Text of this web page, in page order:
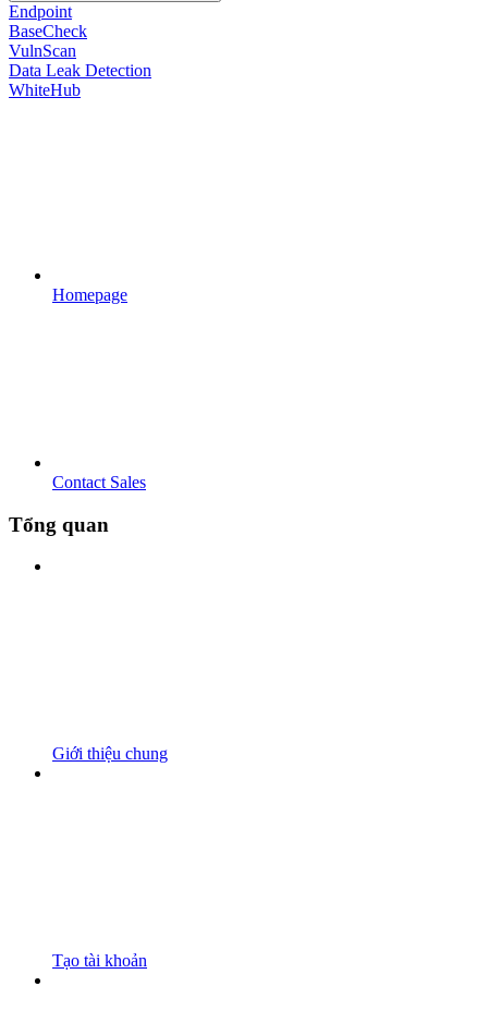
Endpoint
BaseCheck
VulnScan
Data Leak Detection
WhiteHub
Homepage
Contact Sales
Tổng quan
Giới thiệu chung
Tạo tài khoản